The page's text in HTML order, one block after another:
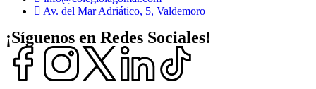
Av. del Mar Adriático, 5, Valdemoro
¡Síguenos en Redes Sociales!